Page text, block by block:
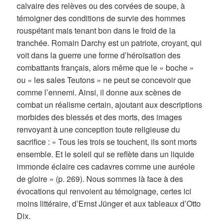
calvaire des relèves ou des corvées de soupe, à
témoigner des conditions de survie des hommes
rouspétant mais tenant bon dans le froid de la
tranchée. Romain Darchy est un patriote, croyant, qui
voit dans la guerre une forme d’héroïsation des
combattants français, alors même que le « boche »
ou « les sales Teutons » ne peut se concevoir que
comme l’ennemi. Ainsi, il donne aux scènes de
combat un réalisme certain, ajoutant aux descriptions
morbides des blessés et des morts, des images
renvoyant à une conception toute religieuse du
sacrifice : « Tous les trois se touchent, ils sont morts
ensemble. Et le soleil qui se reflète dans un liquide
immonde éclaire ces cadavres comme une auréole
de gloire » (p. 269). Nous sommes là face à des
évocations qui renvoient au témoignage, certes ici
moins littéraire, d’Ernst Jünger et aux tableaux d’Otto
Dix.